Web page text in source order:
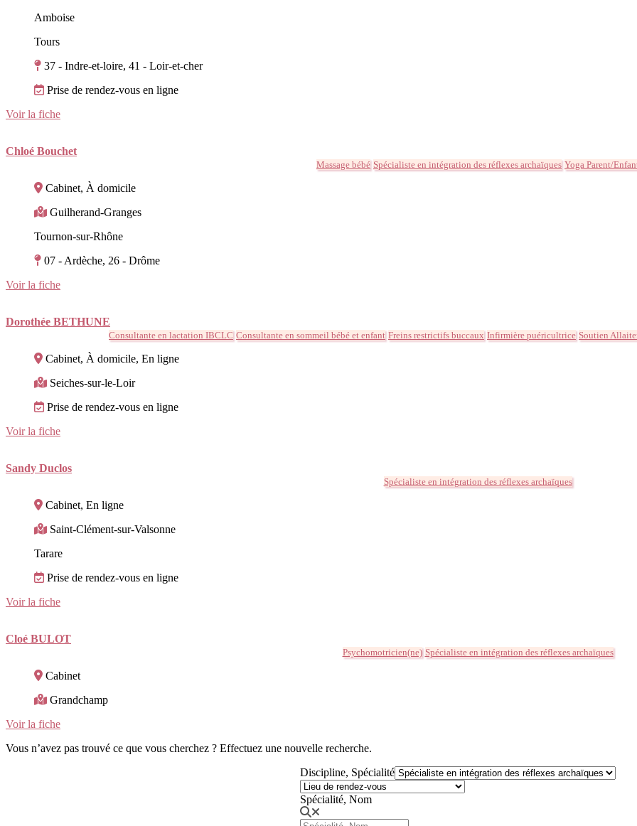
Amboise
Tours
37 - Indre-et-loire, 41 - Loir-et-cher
Prise de rendez-vous en ligne
Voir la fiche
Chloé Bouchet
Massage bébé Spécialiste en intégration des réflexes archaïques Yoga Parent/
Cabinet, À domicile
Guilherand-Granges
Tournon-sur-Rhône
07 - Ardèche, 26 - Drôme
Voir la fiche
Dorothée BETHUNE
Consultante en lactation IBCLC Consultante en sommeil bébé et enfant Freins restrictifs buccaux Infirmière puéricultrice Soutien
Cabinet, À domicile, En ligne
Seiches-sur-le-Loir
Prise de rendez-vous en ligne
Voir la fiche
Sandy Duclos
Spécialiste en intégration des réflexes archaïques
Cabinet, En ligne
Saint-Clément-sur-Valsonne
Tarare
Prise de rendez-vous en ligne
Voir la fiche
Cloé BULOT
Psychomotricien(ne) Spécialiste en intégration des réflexes archaïques
Cabinet
Grandchamp
Voir la fiche
Vous n’avez pas trouvé ce que vous cherchez ? Effectuez une nouvelle recherche.
Discipline, Spécialité
Spécialité, Nom